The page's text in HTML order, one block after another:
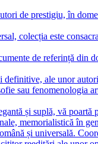
de prestigiu, în
colecția este
de referință
definitive, ale unor
sau fenomenologia
și suplă, vă
memorialistică în
și universală.